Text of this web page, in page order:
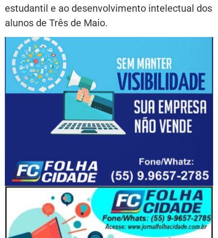
estudantil e ao desenvolvimento intelectual dos
alunos de Três de Maio.